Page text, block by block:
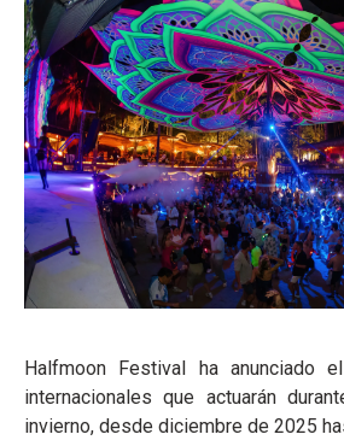
Halfmoon Festival ha anunciado
internacionales que actuarán
invierno, desde diciembre de 2025